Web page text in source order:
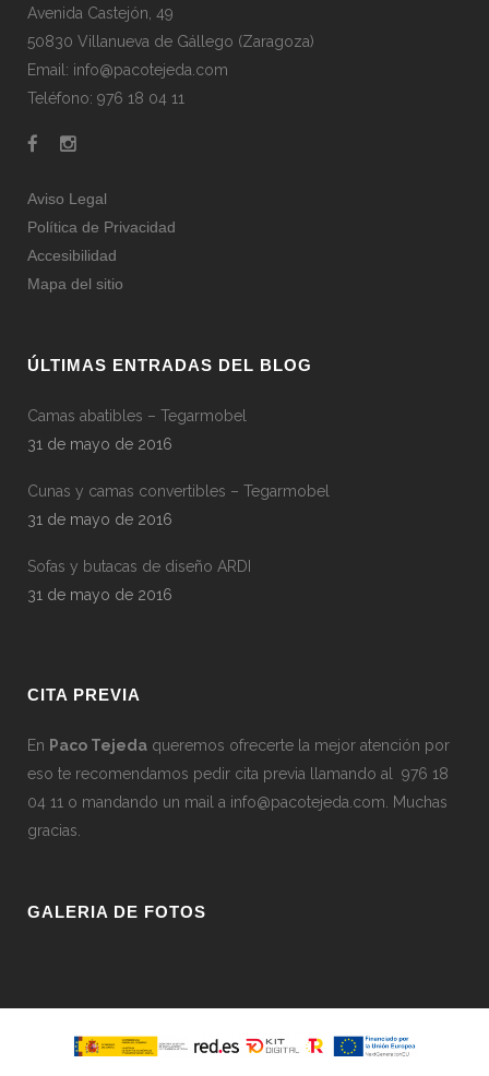
Avenida Castejón, 49
50830 Villanueva de Gállego (Zaragoza)
Email: info@pacotejeda.com
Teléfono: 976 18 04 11
Aviso Legal
Política de Privacidad
Accesibilidad
Mapa del sitio
ÚLTIMAS ENTRADAS DEL BLOG
Camas abatibles – Tegarmobel
31 de mayo de 2016
Cunas y camas convertibles – Tegarmobel
31 de mayo de 2016
Sofas y butacas de diseño ARDI
31 de mayo de 2016
CITA PREVIA
En Paco Tejeda queremos ofrecerte la mejor atención por
eso te recomendamos pedir cita previa llamando al 976 18
04 11 o mandando un mail a info@pacotejeda.com . Muchas
gracias.
GALERIA DE FOTOS